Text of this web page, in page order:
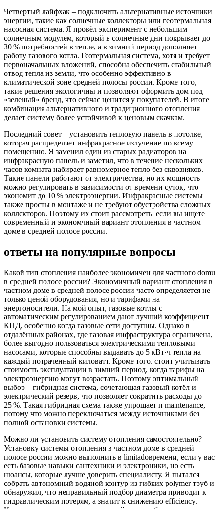
Четвертый лайфхак – подключить альтернативные источники
энергии, такие как солнечные коллекторы или геотермальная
насосная система. Я провёл эксперимент с небольшим
солнечным модулем, который в солнечные дни покрывает до
30 % потребностей в тепле, а в зимний период дополняет
работу газового котла. Геотермальная система, хотя и требует
первоначальных вложений, способна обеспечить стабильный
отвод тепла из земли, что особенно эффективно в
климатической зоне средней полосы россии. Кроме того,
такие решения экологичны и позволяют оформить дом под
«зеленый» бренд, что сейчас ценится у покупателей. В итоге
комбинация альтернативного и традиционного отопления
делает систему более устойчивой к ценовым скачкам.
Последний совет – установить тепловую панель в потолке,
которая распределяет инфракрасное излучение по всему
помещению. Я заменил один из старых радиаторов на
инфракрасную панель и заметил, что в течение нескольких
часов комната набирает равномерное тепло без сквозняков.
Такие панели работают от электричества, но их мощность
можно регулировать в зависимости от времени суток, что
экономит до 10 % электроэнергии. Инфракрасные системы
также просты в монтаже и не требуют обустройства сложных
коллекторов. Поэтому их стоит рассмотреть, если вы ищете
современный и экономчный вариант отопления в частном
доме в средней полосе россии.
ответы на популярные вопросы
Какой тип отопления наиболее экономичен для частного domu
в средней полосе россии? Экономичный вариант отопления в
частном доме в средней полосе россии часто определяется не
только ценой оборудования, но и тарифами на
энергоносители. На мой опыт, газовые котлы с
автоматическим регулированием дают лучший коэффициент
КПД, особенно когда газовые сети доступны. Однако в
отдалённых районах, где газовая инфраструктура ограничена,
более выгодно пользоваться электрическими тепловыми
насосами, которые способны выдавать до 5 кВт·ч тепла на
каждый потраченный киловатт. Кроме того, стоит учитывать
стоимость эксплуатации в зимний период, когда тарифы на
электроэнергию могут возрастать. Поэтому оптимальный
выбор – гибридная система, сочетающая газовый котёл и
электрический резерв, что позволяет сократить расходы до
25 %. Такая гибридная схема также упрощает п maintenance,
потому что можно переключаться между источниками без
полной остановки системы.
Можно ли установить систему отопления самостоятельно?
Установку системы отопления в частном доме в средней
полосе россии можно выполнить в limitadoвремени, если у вас
есть базовые навыки сантехники и электроники, но есть
нюансы, которые лучше доверить специалисту. Я пытался
собрать автономный водяной контур из гибких polymer труб и
обнаружил, что неправильный подбор диаметра приводит к
гидравлическим потерям, а значит к снижению efficiency.